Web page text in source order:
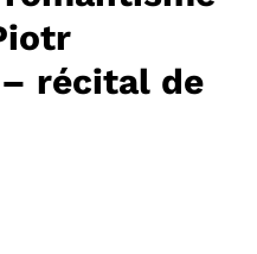
récital de
FENÊTRE